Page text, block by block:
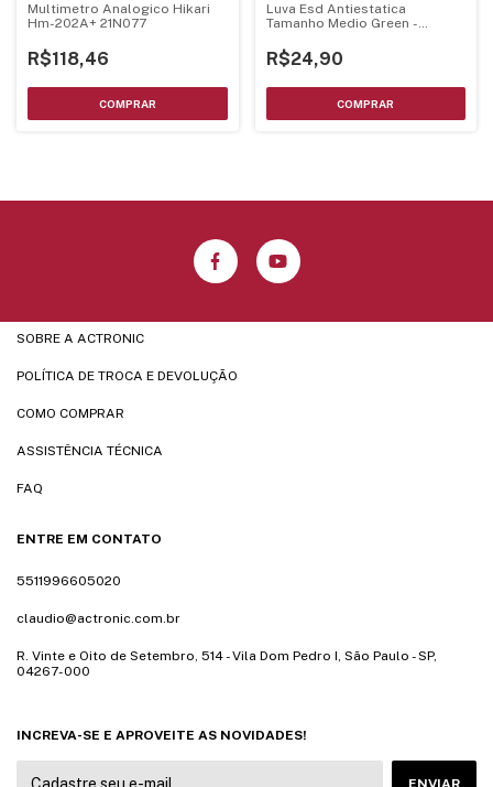
Multimetro Analogico Hikari
Hm-202A+ 21N077
R$118,46
Luva Esd Antiestatica
Tamanho Medio Green -
R$24,90
SOBRE A ACTRONIC
POLÍTICA DE TROCA E DEVOLUÇÃO
COMO COMPRAR
ASSISTÊNCIA TÉCNICA
FAQ
ENTRE EM CONTATO
5511996605020
claudio@actronic.com.br
R. Vinte e Oito de Setembro, 514 - Vila Dom Pedro I, São Paulo - SP,
04267-000
INCREVA-SE E APROVEITE AS NOVIDADES!